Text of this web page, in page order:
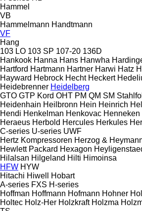
Hammel
VB
Hammelmann Handtmann
VF
Hang
103 LO 103 SP 107-20 136D
Hankook Hanna Hans Hanwha
Hartford Hartmann Hartner Harwi Hatz
Hayward Hebrock Hecht Heckert
Heidebrenner Heidelberg
GTO GTP Kord OHT PM QM SM
Heidenhain Heilbronn Hein Heinrich
Hendi Henkelman Henkovac Henneken
Heraeus Herbold Hercules Herkules
C-series U-series UWF
Hertz Kompressoren Herzog &
Hewlett Packard Hexagon
Hilalsan Hilgeland Hilti Himoinsa
HFW HYW
Hitachi Hiwell
Hobart
A-series FXS H-series
Hoffman Hoffmann Hofmann Hohner
Holtec Holz-Her Holzkraft Holzma